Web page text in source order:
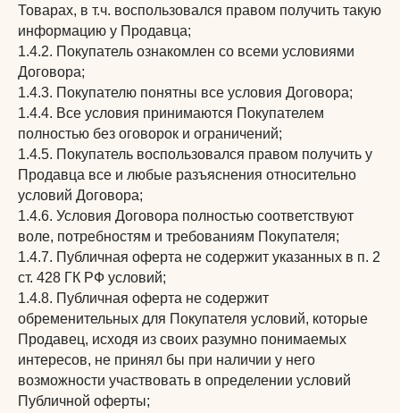
Товарах, в т.ч. воспользовался правом получить такую
информацию у Продавца;
1.4.2. Покупатель ознакомлен со всеми условиями
Договора;
1.4.3. Покупателю понятны все условия Договора;
1.4.4. Все условия принимаются Покупателем
полностью без оговорок и ограничений;
1.4.5. Покупатель воспользовался правом получить у
Продавца все и любые разъяснения относительно
условий Договора;
1.4.6. Условия Договора полностью соответствуют
воле, потребностям и требованиям Покупателя;
1.4.7. Публичная оферта не содержит указанных в п. 2
ст. 428 ГК РФ условий;
1.4.8. Публичная оферта не содержит
обременительных для Покупателя условий, которые
Продавец, исходя из своих разумно понимаемых
интересов, не принял бы при наличии у него
возможности участвовать в определении условий
Публичной оферты;